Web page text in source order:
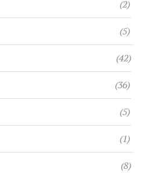
(2)
(5)
(42)
(36)
(5)
(1)
(8)